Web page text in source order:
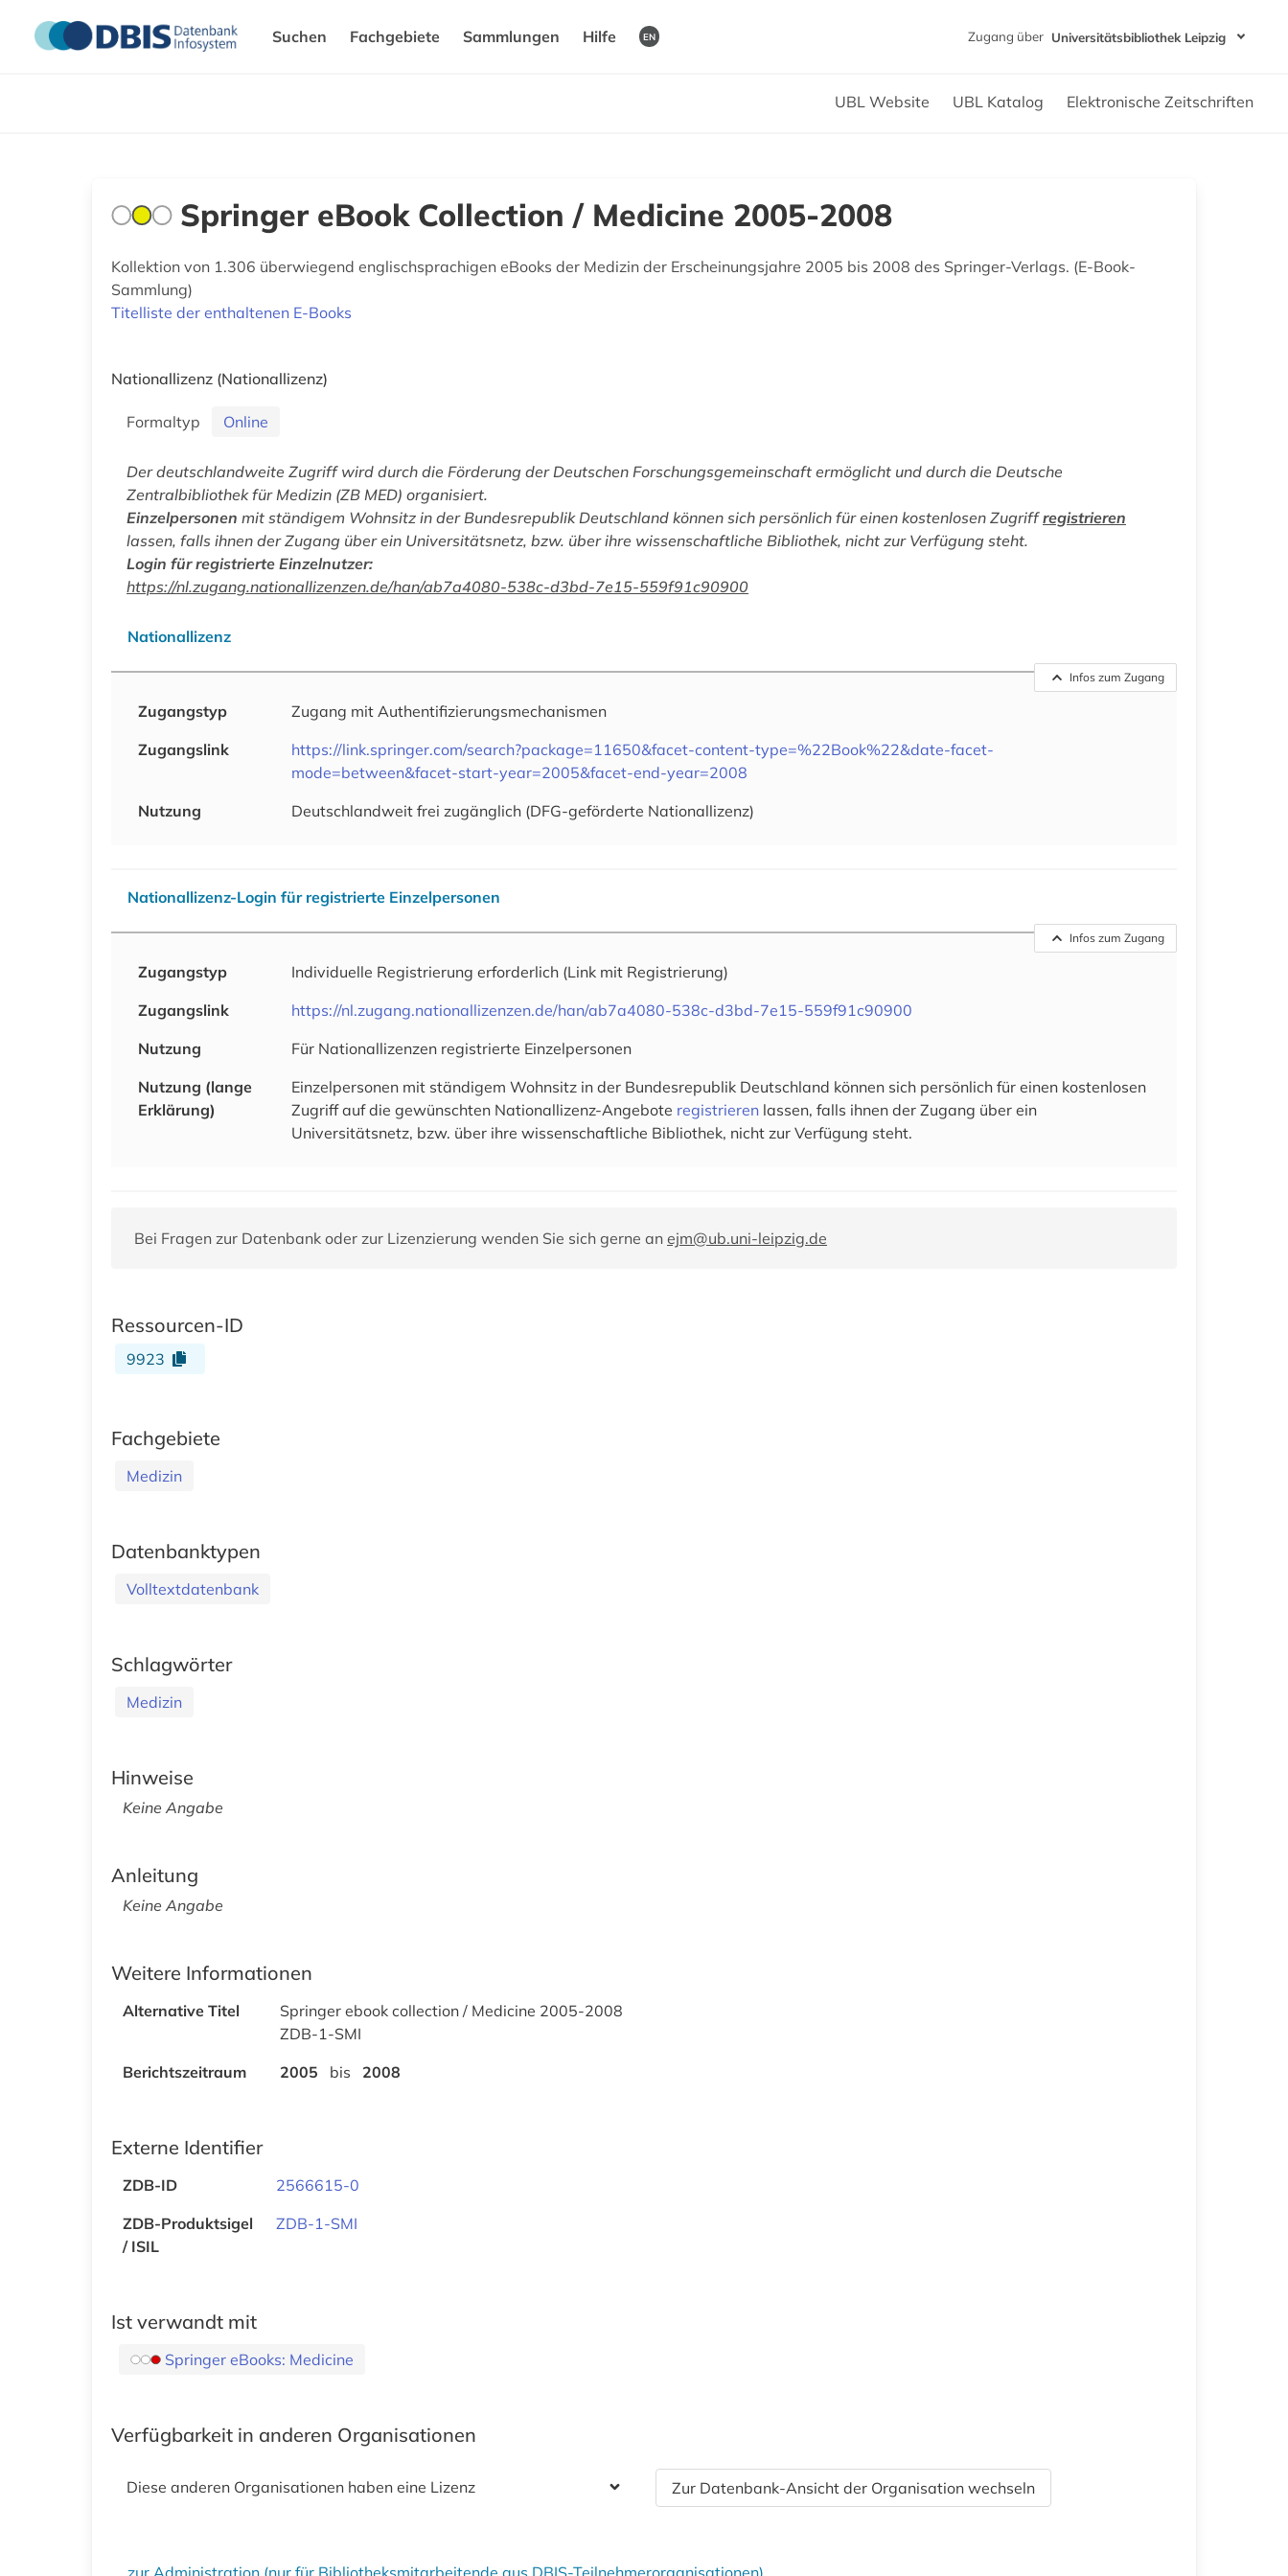
Suchen Fachgebiete Sammlungen Hilfe EN Zugang über Universitätsbibliothek Leipzig
UBL Website UBL Katalog Elektronische Zeitschriften
Springer eBook Collection / Medicine 2005-2008
Kollektion von 1.306 überwiegend englischsprachigen eBooks der Medizin der Erscheinungsjahre 2005 bis 2008 des Springer-Verlags. (E-Book-
Sammlung)
Titelliste der enthaltenen E-Books
Nationallizenz (Nationallizenz)
Formaltyp Online
Der deutschlandweite Zugriff wird durch die Förderung der Deutschen Forschungsgemeinschaft ermöglicht und durch die Deutsche
Zentralbibliothek für Medizin (ZB MED) organisiert.
Einzelpersonen mit ständigem Wohnsitz in der Bundesrepublik Deutschland können sich persönlich für einen kostenlosen Zugriffregistrieren
lassen, falls ihnen der Zugang über ein Universitätsnetz, bzw. über ihre wissenschaftliche Bibliothek, nicht zur Verfügung steht.
Login für registrierte Einzelnutzer:
https://nl.zugang.nationallizenzen.de/han/ab7a4080-538c-d3bd-7e15-559f91c90900
Nationallizenz
Infos zum Zugang
Zugangstyp
Zugang mit Authentifizierungsmechanismen
Zugangslink
https://link.springer.com/search?package=11650&facet-content-type=%22Book%22&date-facet-
mode=between&facet-start-year=2005&facet-end-year=2008
Nutzung
Deutschlandweit frei zugänglich (DFG-geförderte Nationallizenz)
Nationallizenz-Login für registrierte Einzelpersonen
Infos zum Zugang
Zugangstyp Individuelle Registrierung erforderlich (Link mit Registrierung)
Zugangslink
https://nl.zugang.nationallizenzen.de/han/ab7a4080-538c-d3bd-7e15-559f91c90900
Nutzung
Für Nationallizenzen registrierte Einzelpersonen
Nutzung (lange
Erklärung)
Einzelpersonen mit ständigem Wohnsitz in der Bundesrepublik Deutschland können sich persönlich für einen kostenlosen
Zugriff auf die gewünschten Nationallizenz-Angebote registrieren lassen, falls ihnen der Zugang über ein
Universitätsnetz, bzw. über ihre wissenschaftliche Bibliothek, nicht zur Verfügung steht.
Bei Fragen zur Datenbank oder zur Lizenzierung wenden Sie sich gerne an ejm@ub.uni-leipzig.de
Ressourcen-ID
9923
Fachgebiete
Medizin
Datenbanktypen
Volltextdatenbank
Schlagwörter
Medizin
Hinweise
Keine Angabe
Anleitung
Keine Angabe
Weitere Informationen
Alternative Titel
Springer ebook collection / Medicine 2005-2008
ZDB-1-SMI
Berichtszeitraum
2005 bis 2008
Externe Identifier
ZDB-ID
2566615-0
ZDB-Produktsigel
/ ISIL
ZDB-1-SMI
Ist verwandt mit
Springer eBooks: Medicine
Verfügbarkeit in anderen Organisationen
Diese anderen Organisationen haben eine Lizenz Zur Datenbank-Ansicht der Organisation wechseln
zur Administration (nur für Bibliotheksmitarbeitende aus DBIS-Teilnehmerorganisationen)